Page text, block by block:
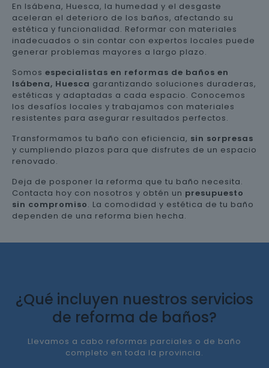
En Isábena, Huesca, la humedad y el desgaste
aceleran el deterioro de los baños, afectando su
estética y funcionalidad. Reformar con materiales
inadecuados o sin contar con expertos locales puede
generar problemas mayores a largo plazo.
Somos especialistas en reformas de baños en
Isábena, Huesca garantizando soluciones duraderas,
estéticas y adaptadas a cada espacio. Conocemos
los desafíos locales y trabajamos con materiales
resistentes para asegurar resultados perfectos.
Transformamos tu baño con eficiencia, sin sorpresas
y cumpliendo plazos para que disfrutes de un espacio
renovado.
Deja de posponer la reforma que tu baño necesita.
Contacta hoy con nosotros y obtén un presupuesto
sin compromiso. La comodidad y estética de tu baño
dependen de una reforma bien hecha.
¿Qué incluyen nuestros servicios
de reforma de baños?
Llevamos a cabo reformas parciales o de baño
completo en toda la provincia.